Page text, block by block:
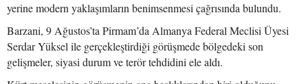
yerine modern yaklaşımların benimsenmesi çağrısında bulundu.
Barzani, 9 Ağustos’ta Pirmam’da Almanya Federal Meclisi Üyesi
Serdar Yüksel ile gerçekleştirdiği görüşmede bölgedeki son
gelişmeler, siyasi durum ve terör tehdidini ele aldı.